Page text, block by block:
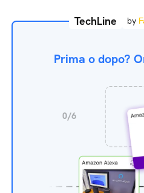
TechLine by
Prima o dopo?